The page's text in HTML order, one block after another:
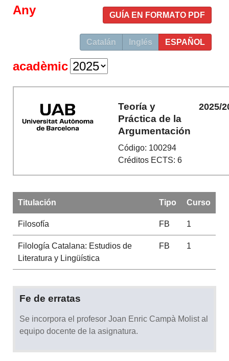
GUÍA EN FORMATO PDF
Catalán Inglés ESPAÑOL
Any
acadèmic
Teoría y
Práctica de la
Argumentación
Código: 100294
Créditos ECTS: 6
2025/
Titulación Tipo Curso
Filosofía FB 1
Filología Catalana: Estudios de
Literatura y Lingüística
FB 1
Fe de erratas
Se incorpora el profesor Joan Enric Campà Molist al
equipo docente de la asignatura.